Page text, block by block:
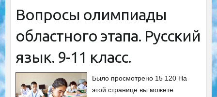
Вопросы олимпиады
областного этапа. Русский
язык. 9-11 класс.
Было просмотрено 15 120 На
этой странице вы можете